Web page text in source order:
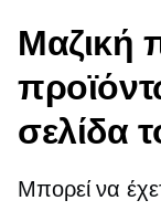
Μαζική
σελίδα
Μπορεί να